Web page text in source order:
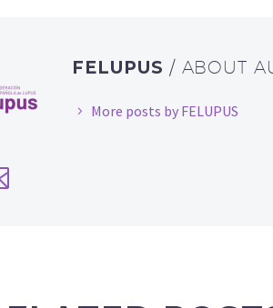
FELUPUS / ABOUT
More posts by FELUPUS